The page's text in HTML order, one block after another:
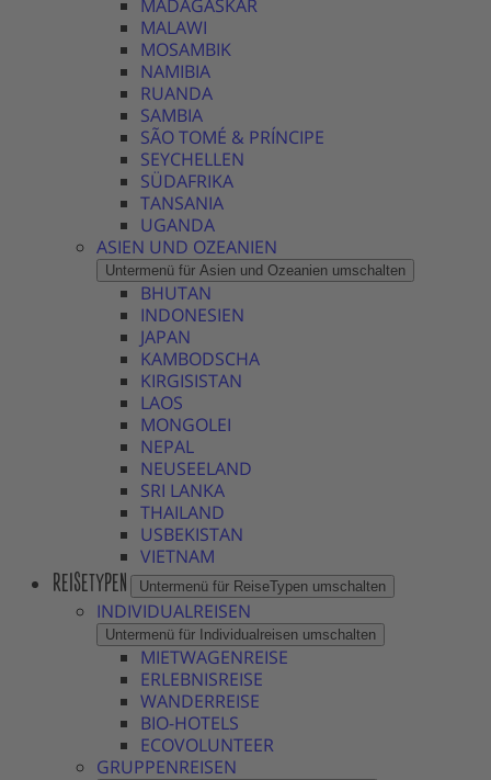
MADAGASKAR
MALAWI
MOSAMBIK
NAMIBIA
RUANDA
SAMBIA
SÃO TOMÉ & PRÍNCIPE
SEYCHELLEN
SÜDAFRIKA
TANSANIA
UGANDA
ASIEN UND OZEANIEN
Untermenü für Asien und Ozeanien umschalten
BHUTAN
INDONESIEN
JAPAN
KAMBODSCHA
KIRGISISTAN
LAOS
MONGOLEI
NEPAL
NEUSEELAND
SRI LANKA
THAILAND
USBEKISTAN
VIETNAM
REISETYPEN Untermenü für ReiseTypen umschalten
INDIVIDUALREISEN
Untermenü für Individualreisen umschalten
MIETWAGENREISE
ERLEBNISREISE
WANDERREISE
BIO-HOTELS
ECOVOLUNTEER
GRUPPENREISEN